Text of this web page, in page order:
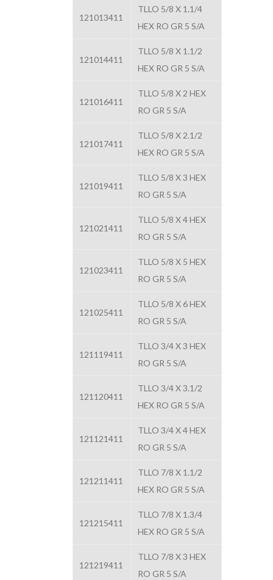
121013411
TLLO 5/8 X 1.1/4
HEX RO GR 5 S/A
121014411
TLLO 5/8 X 1.1/2
HEX RO GR 5 S/A
121016411
TLLO 5/8 X 2 HEX
RO GR 5 S/A
121017411
TLLO 5/8 X 2.1/2
HEX RO GR 5 S/A
121019411
TLLO 5/8 X 3 HEX
RO GR 5 S/A
121021411
TLLO 5/8 X 4 HEX
RO GR 5 S/A
121023411
TLLO 5/8 X 5 HEX
RO GR 5 S/A
121025411
TLLO 5/8 X 6 HEX
RO GR 5 S/A
121119411
TLLO 3/4 X 3 HEX
RO GR 5 S/A
121120411
TLLO 3/4 X 3.1/2
HEX RO GR 5 S/A
121121411
TLLO 3/4 X 4 HEX
RO GR 5 S/A
121211411
TLLO 7/8 X 1.1/2
HEX RO GR 5 S/A
121215411
TLLO 7/8 X 1.3/4
HEX RO GR 5 S/A
121219411
TLLO 7/8 X 3 HEX
RO GR 5 S/A